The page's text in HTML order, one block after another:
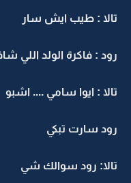
تالا : طيب ايش سار
رود : فاكرة الولد اللي
تالا : ايوا سامي .... اشبو
رود سارت تبكي
تالا: رود سوالك شي